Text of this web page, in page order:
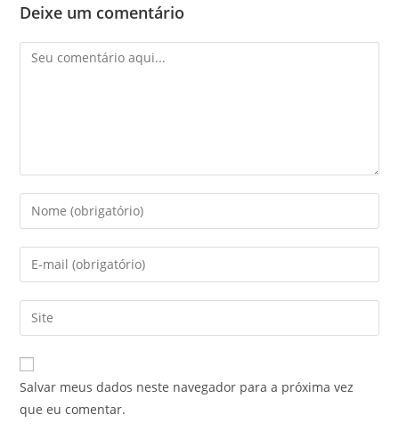
Deixe um comentário
Comentário
Digite
seu
nome
ou
de
usuário
para
comentar
Digite
seu
endereço
de
mail
para
comentar
Digite
o
URL
do
site
Salvar meus dados neste navegador para a próxima vez
que eu comentar.